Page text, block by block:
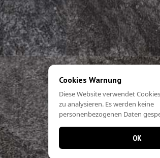
Cookies Warnung
Diese Website verwendet
zu analysieren. Es werden keine
personenbezogenen Daten
OK